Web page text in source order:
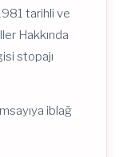
tarihli ve
Hakkında
stopajı
iblağ